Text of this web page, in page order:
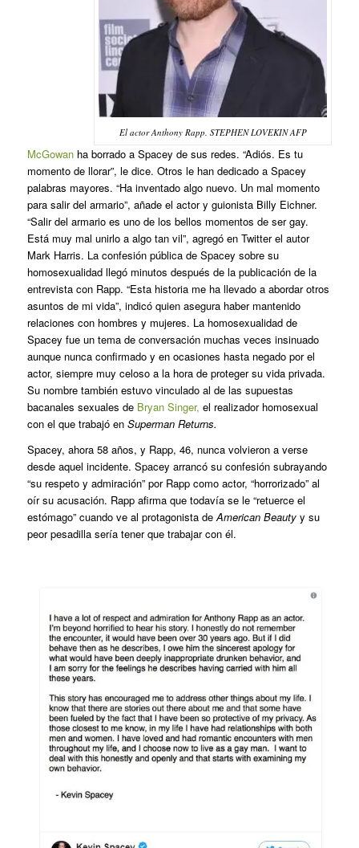
El actor Anthony Rapp. STEPHEN LOVEKIN AFP
McGowanha borrado a Spacey de sus redes. “Adiós. Es tu
momento de llorar”, le dice. Otros le han dedicado a Spacey
palabras mayores. “Ha inventado algo nuevo. Un mal momento
para salir del armario”, añade el actor y guionista Billy Eichner.
“Salir del armario es uno de los bellos momentos de ser gay.
Está muy mal unirlo a algo tan vil”, agregó en Twitter el autor
Mark Harris. La confesión pública de Spacey sobre su
homosexualidad llegó minutos después de la publicación de la
entrevista con Rapp. “Esta historia me ha llevado a abordar otros
asuntos de mi vida”, indicó quien asegura haber mantenido
relaciones con hombres y mujeres. La homosexualidad de
Spacey fue un tema de conversación muchas veces insinuado
aunque nunca confirmado y en ocasiones hasta negado por el
actor, siempre muy celoso a la hora de proteger su vida privada.
Su nombre también estuvo vinculado al de las supuestas
bacanales sexuales de Bryan Singer, el realizador homosexual
con el que trabajó en Superman Returns.
Spacey, ahora 58 años, y Rapp, 46, nunca volvieron a verse
desde aquel incidente. Spacey arrancó su confesión subrayando
“su respeto y admiración” por Rapp como actor, “horrorizado” al
oír su acusación. Rapp afirma que todavía se le “retuerce el
estómago” cuando ve al protagonista deAmerican Beautyy su
peor pesadilla sería tener que trabajar con él.